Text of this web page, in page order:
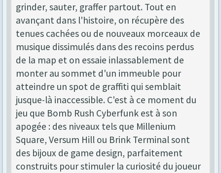
grinder, sauter, graffer partout. Tout en
avançant dans l'histoire, on récupère des
tenues cachées ou de nouveaux morceaux de
musique dissimulés dans des recoins perdus
de la map et on essaie inlassablement de
monter au sommet d'un immeuble pour
atteindre un spot de graffiti qui semblait
jusque-là inaccessible. C'est à ce moment du
jeu que Bomb Rush Cyberfunk est à son
apogée : des niveaux tels que Millenium
Square, Versum Hill ou Brink Terminal sont
des bijoux de game design, parfaitement
construits pour stimuler la curiosité du joueur